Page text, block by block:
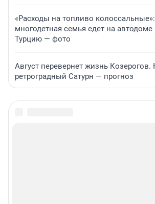
«Расходы на топливо
многодетная семья едет на автодоме
Турцию — фото
Август перевернет жизнь Козерогов.
ретроградный Сатурн — прогноз